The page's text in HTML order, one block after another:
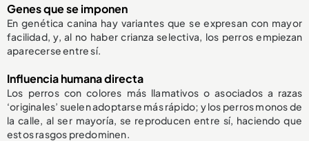
Genes que se imponen
En genética canina hay variantes que se expresan con mayor
facilidad, y, al no haber crianza selectiva, los perros empiezan
aparecerse entre sí.
Influencia humana directa
Los perros con colores más llamativos o asociados a razas
‘originales’ suelen adoptarse más rápido; y los perros monos de
la calle, al ser mayoría, se reproducen entre sí, haciendo que
estos rasgos predominen.